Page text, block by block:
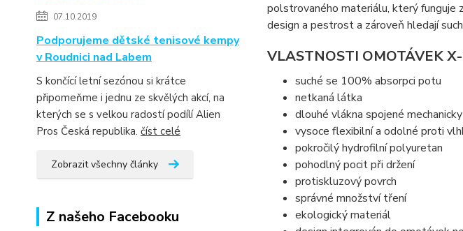
07.10.2019
Podporujeme dětské tenisové kempy
v Roudnici nad Labem
S končící letní sezónou si krátce
připomeňme i jednu ze skvělých akcí, na
kterých se s velkou radostí podílí Alien
Pros Česká republika. číst celé
Zobrazit všechny články
Z našeho Facebooku
polstrovaného materiálu, který funguje
design a pestrost a zároveň hledají
VLASTNOSTI OMOTÁVEK
suché se 100% absorpci potu
netkaná látka
dlouhé vlákna spojené mechanicky
vysoce flexibilní a odolné proti
pokročilý hydrofilní polyuretan
pohodlný pocit při držení
protiskluzový povrch
správné množství tření
ekologický materiál